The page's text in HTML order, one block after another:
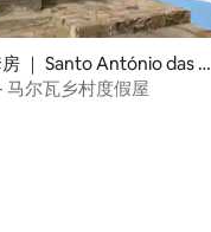
｜ Santo António das Ar
马尔瓦乡村度假屋